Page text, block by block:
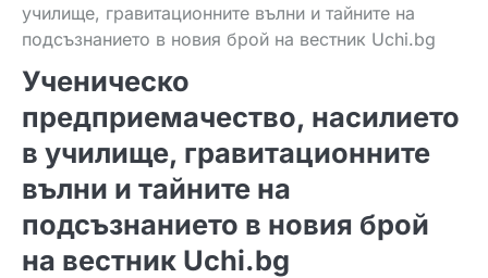
училище, гравитационните вълни и тайните на
подсъзнанието в новия брой на вестник Uchi.bg
Ученическо
предприемачество, насилието
в училище, гравитационните
вълни и тайните на
подсъзнанието в новия брой
на вестник Uchi.bg